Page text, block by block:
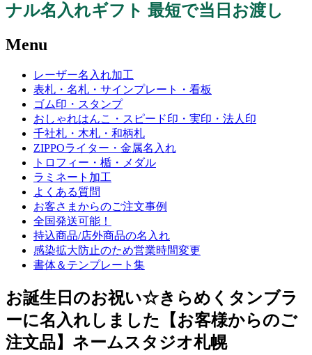
ナル名入れギフト 最短で当日お渡し
Menu
レーザー名入れ加工
表札・名札・サインプレート・看板
ゴム印・スタンプ
おしゃれはんこ・スピード印・実印・法人印
千社札・木札・和柄札
ZIPPOライター・金属名入れ
トロフィー・楯・メダル
ラミネート加工
よくある質問
お客さまからのご注文事例
全国発送可能！
持込商品/店外商品の名入れ
感染拡大防止のため営業時間変更
書体＆テンプレート集
お誕生日のお祝い☆きらめくタンブラ
ーに名入れしました【お客様からのご
注文品】ネームスタジオ札幌